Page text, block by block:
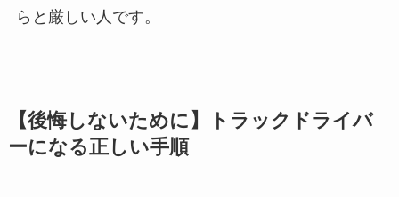
らと厳しい人です。
【後悔しないために】トラックドライバ
ーになる正しい手順